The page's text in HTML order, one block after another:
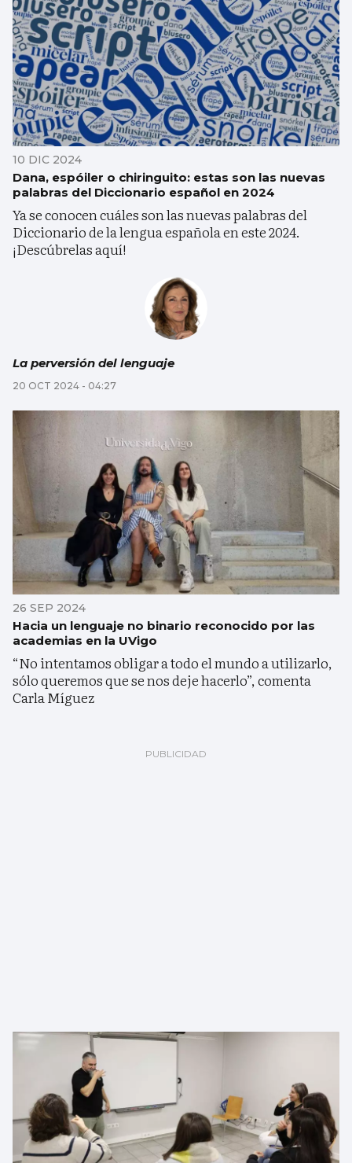
10 DIC 2024
Dana, espóiler o chiringuito: estas son las nuevas
palabras del Diccionario español en 2024
Ya se conocen cuáles son las nuevas palabras del
Diccionario de la lengua española en este 2024.
¡Descúbrelas aquí!
La perversión del lenguaje
20 OCT 2024 - 04:27
26 SEP 2024
Hacia un lenguaje no binario reconocido por las
academias en la UVigo
“No intentamos obligar a todo el mundo a utilizarlo,
sólo queremos que se nos deje hacerlo”, comenta
Carla Míguez